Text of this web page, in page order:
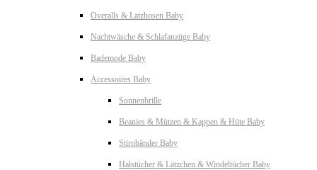
Overalls & Latzhosen Baby
Nachtwäsche & Schlafanzüge Baby
Bademode Baby
Accessoires Baby
Sonnenbrille
Beanies & Mützen & Kappen & Hüte Baby
Stirnbänder Baby
Halstücher & Lätzchen & Windeltücher Baby